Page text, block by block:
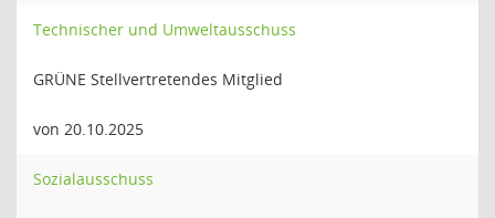
Technischer und Umweltausschuss
GRÜNE Stellvertretendes Mitglied
von 20.10.2025
Sozialausschuss